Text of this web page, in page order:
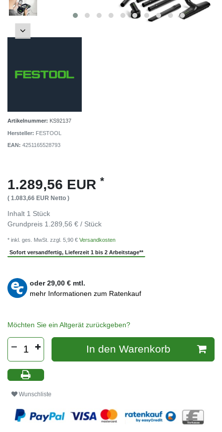
Artikelnummer: KS92137
Hersteller: FESTOOL
EAN: 4251165528793
1.289,56 EUR *
( 1.083,66 EUR Netto )
Inhalt 1 Stück
Grundpreis 1.289,56 € / Stück
* inkl. ges. MwSt. zzgl. 5,90 € Versandkosten
Sofort versandfertig, Lieferzeit 1 bis 2 Arbeitstage**
oder29,00 € mtl.
mehr Informationen zum Ratenkauf
Möchten Sie ein Altgerät zurückgeben?
In den Warenkorb
Wunschliste